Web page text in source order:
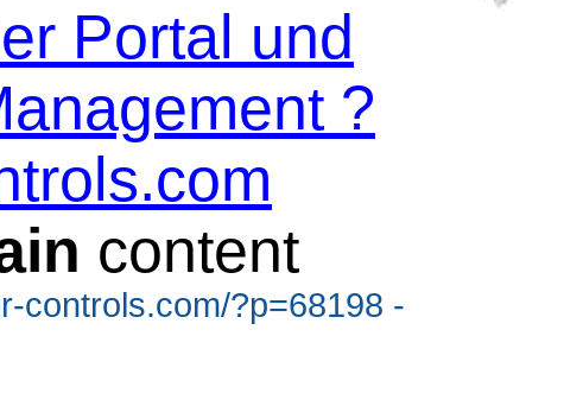
Portal und
?
content
controls.com/?p=68198 -